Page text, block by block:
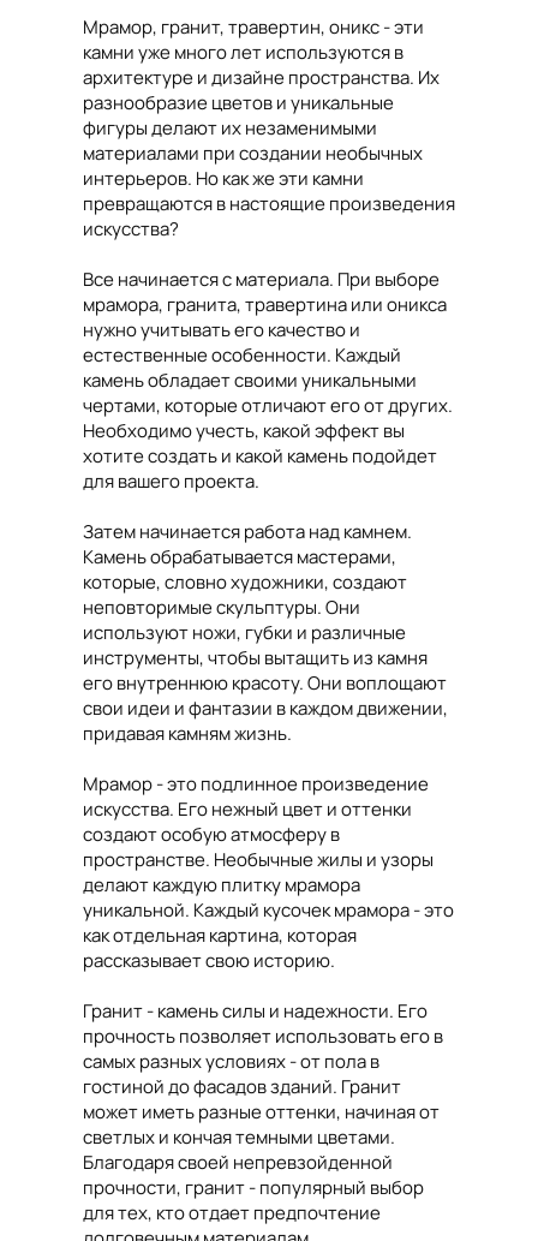
Мрамор, гранит, травертин, оникс - эти
камни уже много лет используются в
архитектуре и дизайне пространства. Их
разнообразие цветов и уникальные
фигуры делают их незаменимыми
материалами при создании необычных
интерьеров. Но как же эти камни
превращаются в настоящие произведения
искусства?
Все начинается с материала. При выборе
мрамора, гранита, травертина или оникса
нужно учитывать его качество и
естественные особенности. Каждый
камень обладает своими уникальными
чертами, которые отличают его от других.
Необходимо учесть, какой эффект вы
хотите создать и какой камень подойдет
для вашего проекта.
Затем начинается работа над камнем.
Камень обрабатывается мастерами,
которые, словно художники, создают
неповторимые скульптуры. Они
используют ножи, губки и различные
инструменты, чтобы вытащить из камня
его внутреннюю красоту. Они воплощают
свои идеи и фантазии в каждом движении,
придавая камням жизнь.
Мрамор - это подлинное произведение
искусства. Его нежный цвет и оттенки
создают особую атмосферу в
пространстве. Необычные жилы и узоры
делают каждую плитку мрамора
уникальной. Каждый кусочек мрамора - это
как отдельная картина, которая
рассказывает свою историю.
Гранит - камень силы и надежности. Его
прочность позволяет использовать его в
самых разных условиях - от пола в
гостиной до фасадов зданий. Гранит
может иметь разные оттенки, начиная от
светлых и кончая темными цветами.
Благодаря своей непревзойденной
прочности, гранит - популярный выбор
для тех, кто отдает предпочтение